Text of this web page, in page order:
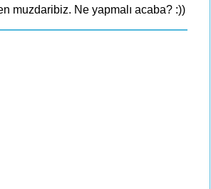
muzdaribiz. Ne yapmalı acaba? :))